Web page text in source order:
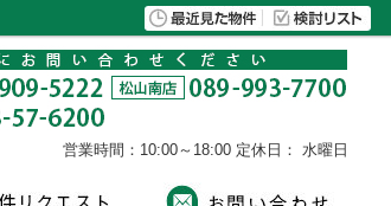
営業時間：10:00～18:00 定休日： 水曜日